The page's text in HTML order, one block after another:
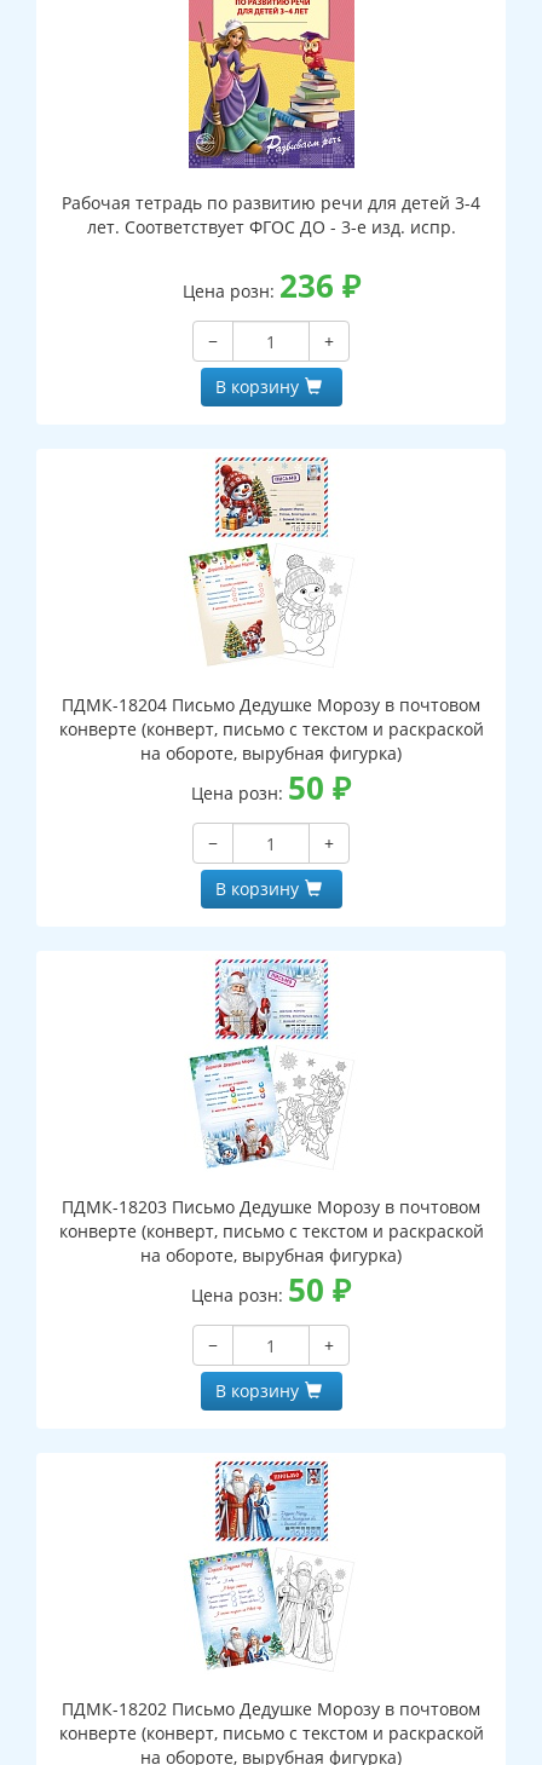
Рабочая тетрадь по развитию речи для детей 3-4
лет. Соответствует ФГОС ДО - 3-е изд. испр.
Цена розн: 236 ₽
−
+
В корзину
ПДМК-18204 Письмо Дедушке Морозу в почтовом
конверте (конверт, письмо с текстом и раскраской
на обороте, вырубная фигурка)
Цена розн: 50 ₽
−
+
В корзину
ПДМК-18203 Письмо Дедушке Морозу в почтовом
конверте (конверт, письмо с текстом и раскраской
на обороте, вырубная фигурка)
Цена розн: 50 ₽
−
+
В корзину
ПДМК-18202 Письмо Дедушке Морозу в почтовом
конверте (конверт, письмо с текстом и раскраской
на обороте, вырубная фигурка)